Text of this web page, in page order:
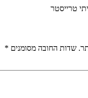
טרייסטר
שדות החובה מסומנים *